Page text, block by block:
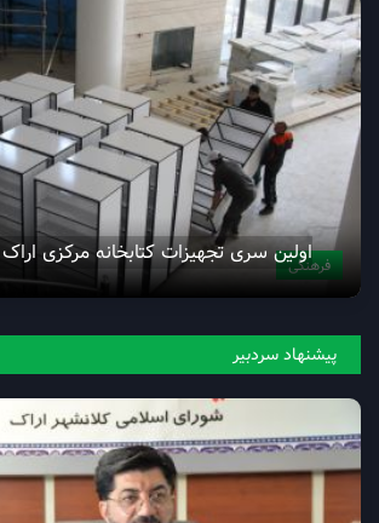
فرهنگی
اولین سری تجهیزات کتابخانه مرکزی
پیشنهاد سردبیر